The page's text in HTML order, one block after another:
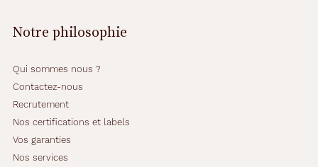
Notre philosophie
Qui sommes nous ?
Contactez-nous
Recrutement
Nos certifications et labels
Vos garanties
Nos services